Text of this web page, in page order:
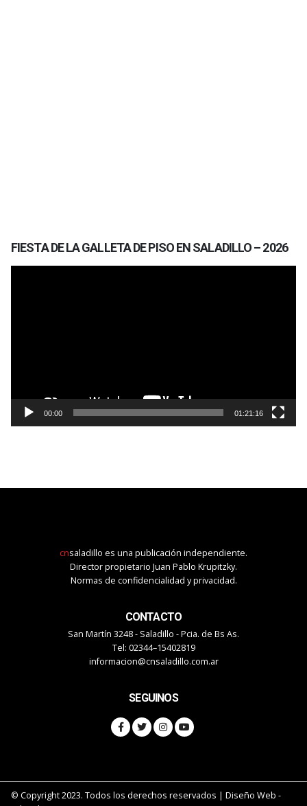
FIESTA DE LA GALLETA DE PISO EN SALADILLO – 2026
00:00 01:21:16
cnsaladillo es una publicación independiente.
Director propietario Juan Pablo Krupitzky.
Normas de confidencialidad y privacidad.
CONTACTO
San Martín 3248 - Saladillo - Pcia. de Bs As.
Tel: 02344–15402819
informacion@cnsaladillo.com.ar
SEGUINOS
© Copyright 2023. Todos los derechos reservados | Diseño Web -